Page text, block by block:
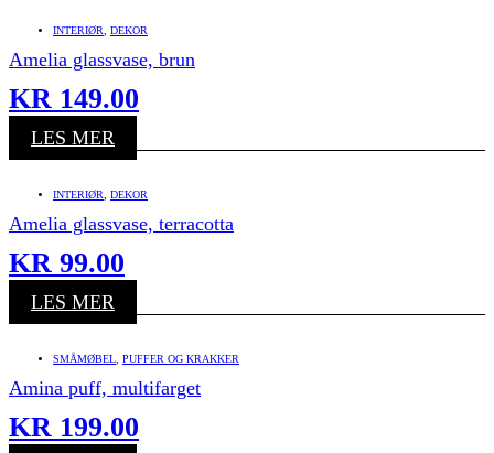
INTERIØR DEKOR
Amelia glassvase, brun
KR 149.00
LES MER
INTERIØR DEKOR
Amelia glassvase, terracotta
KR 99.00
LES MER
SMÅMØBEL PUFFER OG KRAKKER
Amina puff, multifarget
KR 199.00